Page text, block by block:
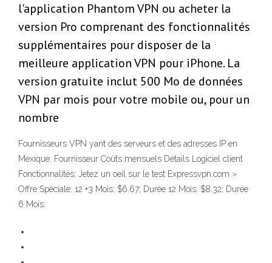
l'application Phantom VPN ou acheter la
version Pro comprenant des fonctionnalités
supplémentaires pour disposer de la
meilleure application VPN pour iPhone. La
version gratuite inclut 500 Mo de données
VPN par mois pour votre mobile ou, pour un
nombre
Fournisseurs VPN yant des serveurs et des adresses IP en
Mexique. Fournisseur Coûts mensuels Détails Logiciel client
Fonctionnalités; Jetez un oeil sur le test Expressvpn.com »
Offre Spéciale: 12 +3 Mois: $6.67; Durée 12 Mois: $8.32; Durée
6 Mois: